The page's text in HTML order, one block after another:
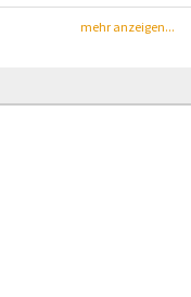
mehr anzeigen...